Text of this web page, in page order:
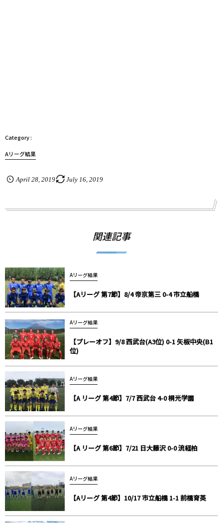
Aリーグ結果
April 28, 2019 July 16, 2019
関連記事
Aリーグ結果
【Aリーグ 第7節】8/4 帝京第三 0-4 市立船橋
Aリーグ結果
【プレーオフ】9/8 西武台(A3位) 0-1 矢板中央(B1
位)
Aリーグ結果
【A リーグ 第4節】7/7 西武台 4-0 桐光学園
Aリーグ結果
【A リーグ 第6節】7/21 日大藤沢 0-0 流経柏
Aリーグ結果
【Aリーグ 第4節】10/17 市立船橋 1-1 前橋育英